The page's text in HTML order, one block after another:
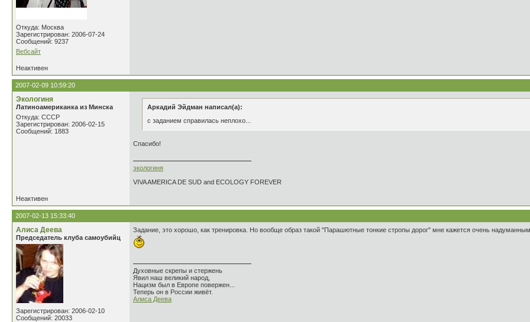
Откуда: Москва
Зарегистрирован: 2006-07-24
Сообщений: 9237
Вебсайт
Неактивен
2007-02-09 10:59:20
Экологиня
Латиноамериканка из Минска
Откуда: СССР
Зарегистрирован: 2006-02-15
Сообщений: 1883
Аркадий Эйдман написал(а):
с заданием справилась неплохо...
Спасибо!
экологиня
VIVA AMERICA DE SUD and ECOLOGY FOREVER
Неактивен
2007-02-13 15:33:40
Алиса Деева
Председатель клуба самоубийц
Зарегистрирован: 2006-02-10
Сообщений: 20033
Задание, это хорошо, как тренировка. Но вообще образ такой "Парашютные тонкие стропы дорог" мне кажется очень
Духовные скрепы и стержень
Явил наш великий народ,
Нацизм был в Европе повержен...
Теперь он в России живёт.
Алиса Деева